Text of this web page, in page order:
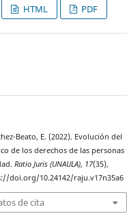
HTML PDF
Beato, E. (2022). Evolución del
de los derechos de las personas
Ratio Juris (UNAULA), 17(35),
doi.org/10.24142/raju.v17n35a6
de cita